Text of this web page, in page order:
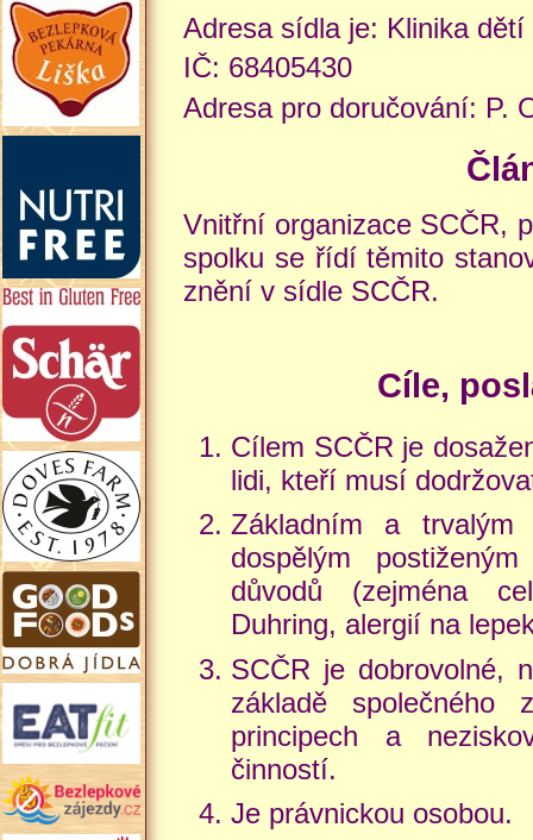
Adresa sídla je: Klinika
IČ: 68405430
Adresa pro doručování: P.
Vnitřní organizace SCČR,
spolku se řídí těmito
znění v sídle SCČR.
Cíle,
Cílem SCČR je
lidi, kteří musí
Základním a
dospělým
důvodů (zejména
Duhring, alergií na
SCČR je dobrovolné,
základě společného
principech a
činností.
Je právnickou osobou.